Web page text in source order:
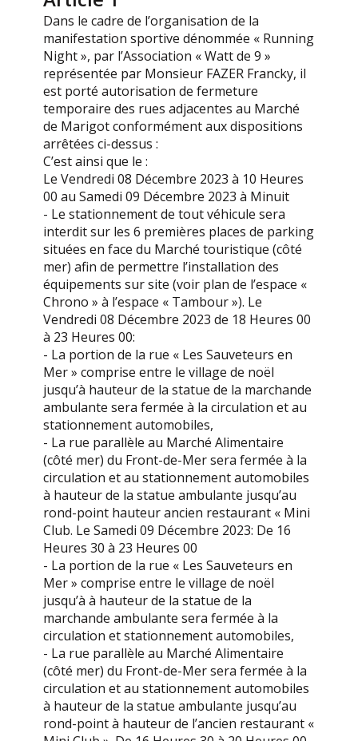
Dans le cadre de l’organisation de la
manifestation sportive dénommée « Running
Night », par l’Association « Watt de 9 »
représentée par Monsieur FAZER Francky, il
est porté autorisation de fermeture
temporaire des rues adjacentes au Marché
de Marigot conformément aux dispositions
arrêtées ci-dessus :
C’est ainsi que le :
Le Vendredi 08 Décembre 2023 à 10 Heures
00 au Samedi 09 Décembre 2023 à Minuit
- Le stationnement de tout véhicule sera
interdit sur les 6 premières places de parking
situées en face du Marché touristique (côté
mer) afin de permettre l’installation des
équipements sur site (voir plan de l’espace «
Chrono » à l’espace « Tambour »). Le
Vendredi 08 Décembre 2023 de 18 Heures 00
à 23 Heures 00:
- La portion de la rue « Les Sauveteurs en
Mer » comprise entre le village de noël
jusqu’à hauteur de la statue de la marchande
ambulante sera fermée à la circulation et au
stationnement automobiles,
- La rue parallèle au Marché Alimentaire
(côté mer) du Front-de-Mer sera fermée à la
circulation et au stationnement automobiles
à hauteur de la statue ambulante jusqu’au
rond-point hauteur ancien restaurant « Mini
Club. Le Samedi 09 Décembre 2023: De 16
Heures 30 à 23 Heures 00
- La portion de la rue « Les Sauveteurs en
Mer » comprise entre le village de noël
jusqu’à à hauteur de la statue de la
marchande ambulante sera fermée à la
circulation et stationnement automobiles,
- La rue parallèle au Marché Alimentaire
(côté mer) du Front-de-Mer sera fermée à la
circulation et au stationnement automobiles
à hauteur de la statue ambulante jusqu’au
rond-point à hauteur de l’ancien restaurant «